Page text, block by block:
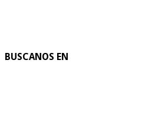
BUSCANOS EN